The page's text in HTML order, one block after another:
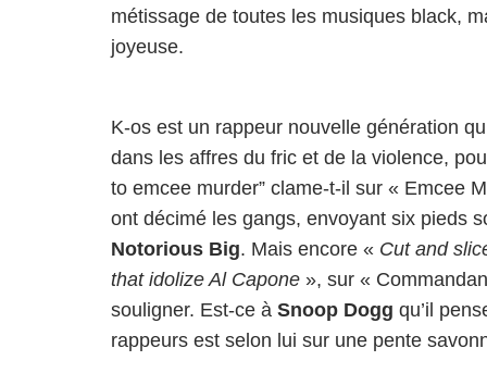
métissage de toutes les musiques black,
joyeuse.
K-os est un rappeur nouvelle génération
dans les affres du fric et de la violence,
to emcee murder” clame-t-il sur « Emcee
ont décimé les gangs, envoyant six pieds
Notorious Big. Mais encore « Cut and
that idolize Al Capone », sur «
souligner. Est-ce à Snoop Dogg qu’il
rappeurs est selon lui sur une pente